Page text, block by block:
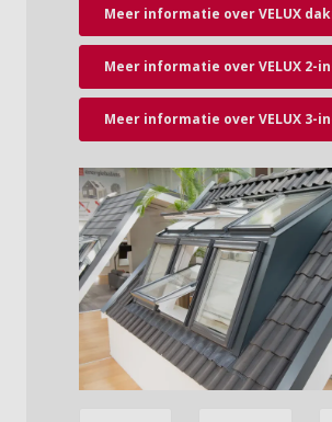
Meer informatie over VELUX
Meer informatie over VELUX 2-
Meer informatie over VELUX 3-